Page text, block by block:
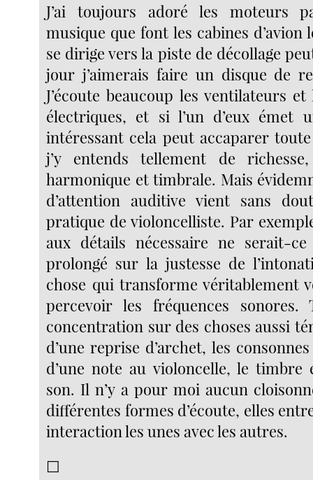
J’ai toujours adoré les moteurs
musique que font les cabines d’avion
se dirige vers la piste de décollage
jour j’aimerais faire un disque de
J’écoute beaucoup les ventilateurs
électriques, et si l’un d’eux émet
intéressant cela peut accaparer
j’y entends tellement de
harmonique et timbrale. Mais
d’attention auditive vient sans
pratique de violoncelliste. Par
aux détails nécessaire ne serait-
prolongé sur la justesse de
chose qui transforme véritablement
percevoir les fréquences
concentration sur des choses aussi
d’une reprise d’archet, les
d’une note au violoncelle, le
son. Il n’y a pour moi aucun
différentes formes d’écoute, elles
interaction les unes avec les autres.
☐